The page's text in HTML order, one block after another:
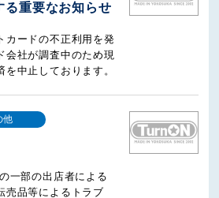
る重要なお知らせ
カードの不正利用を発
会社が調査中のため現
中止しております。
他
一部の出店者による
売品等によるトラブ